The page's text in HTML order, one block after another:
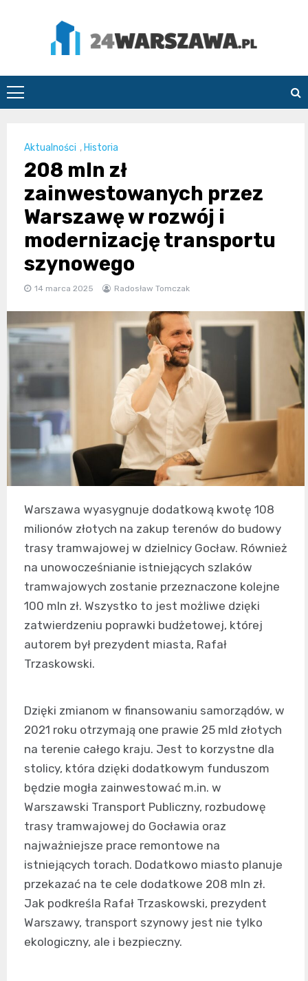
24Warszawa.pl
Aktualności , Historia
208 mln zł
zainwestowanych przez
Warszawę w rozwój i
modernizację transportu
szynowego
14 marca 2025 Radosław Tomczak
Warszawa wyasygnuje dodatkową kwotę 108
milionów złotych na zakup terenów do budowy
trasy tramwajowej w dzielnicy Gocław. Również
na unowocześnianie istniejących szlaków
tramwajowych zostanie przeznaczone kolejne
100 mln zł. Wszystko to jest możliwe dzięki
zatwierdzeniu poprawki budżetowej, której
autorem był prezydent miasta, Rafał
Trzaskowski.
Dzięki zmianom w finansowaniu samorządów, w
2021 roku otrzymają one prawie 25 mld złotych
na terenie całego kraju. Jest to korzystne dla
stolicy, która dzięki dodatkowym funduszom
będzie mogła zainwestować m.in. w
Warszawski Transport Publiczny, rozbudowę
trasy tramwajowej do Gocławia oraz
najważniejsze prace remontowe na
istniejących torach. Dodatkowo miasto planuje
przekazać na te cele dodatkowe 208 mln zł.
Jak podkreśla Rafał Trzaskowski, prezydent
Warszawy, transport szynowy jest nie tylko
ekologiczny, ale i bezpieczny.